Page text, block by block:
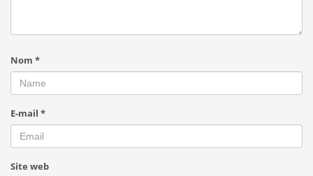
Nom *
E-mail *
Site web